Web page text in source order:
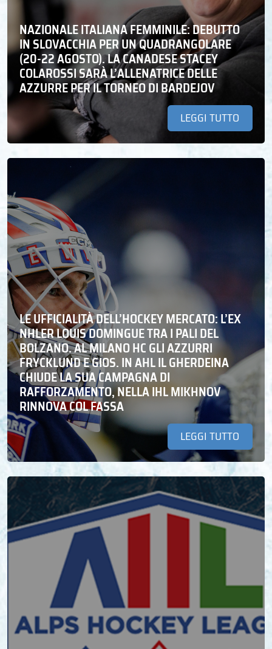
NAZIONALE ITALIANA FEMMINILE: DEBUTTO
IN SLOVACCHIA PER UN QUADRANGOLARE
(20-22 AGOSTO). LA CANADESE STACEY
COLAROSSI SARÀ L’ALLENATRICE DELLE
AZZURRE PER IL TORNEO DI BARDEJOV
LEGGI TUTTO
LE UFFICIALITÀ DELL’HOCKEY MERCATO: L’EX
NHLER LOUIS DOMINGUE TRA I PALI DEL
BOLZANO. AL MILANO HC GLI AZZURRI
FRYCKLUND E GIOS. IN AHL IL GHERDEINA
CHIUDE LA SUA CAMPAGNA DI
RAFFORZAMENTO, NELLA IHL MIKHNOV
RINNOVA COL FASSA
LEGGI TUTTO